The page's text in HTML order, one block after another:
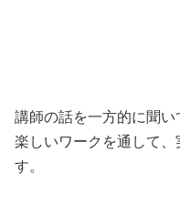
講師の話を一方的に聞い
楽しいワークを通して
す。